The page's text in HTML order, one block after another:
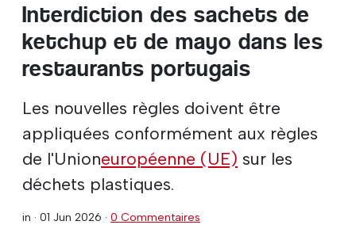
Interdiction des sachets de
ketchup et de mayo dans les
restaurants portugais
Les nouvelles règles doivent être
appliquées conformément aux règles
de l'Unioneuropéenne (UE) sur les
déchets plastiques.
in · 01 Jun 2026 · 0 Commentaires